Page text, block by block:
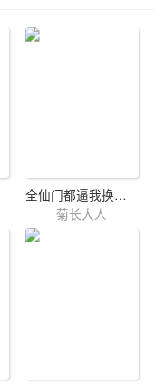
全仙门都逼我换道侣[穿书]
菊长大人